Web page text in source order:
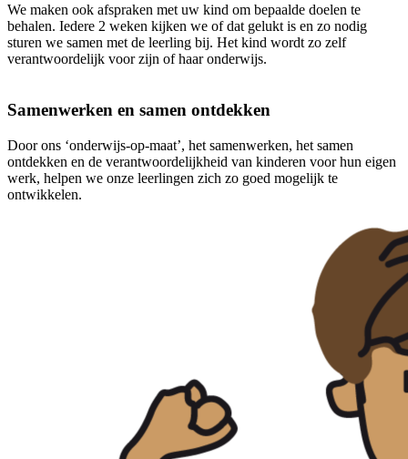
We maken ook afspraken met uw kind om bepaalde doelen te
behalen. Iedere 2 weken kijken we of dat gelukt is en zo nodig
sturen we samen met de leerling bij. Het kind wordt zo zelf
verantwoordelijk voor zijn of haar onderwijs.
Samenwerken en samen ontdekken
Door ons ‘onderwijs-op-maat’, het samenwerken, het samen
ontdekken en de verantwoordelijkheid van kinderen voor hun eigen
werk, helpen we onze leerlingen zich zo goed mogelijk te
ontwikkelen.